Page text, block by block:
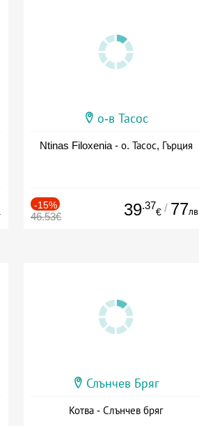
о-в Тасос
Ntinas Filoxenia - о. Тасос, Гърция
-15%
46.53€ 39.37
€ / 77лв.
Слънчев Бряг
Котва - Слънчев бряг